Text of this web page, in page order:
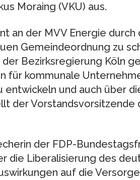
Moraing (VKU) aus.
an der MVV Energie durch
Gemeindeordnung zu
Bezirksregierung Köln
für kommunale
und auch über
der Vorstandsvorsitzende
der FDP-
die Liberalisierung des
auf die